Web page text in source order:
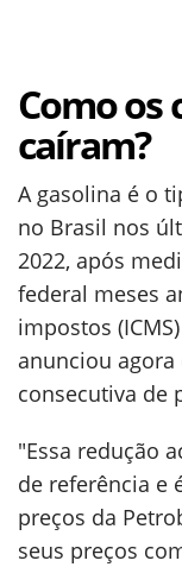
Como os
caíram?
A gasolina é o
no Brasil nos
2022, após
federal meses
impostos
anunciou
consecutiva de
"Essa redução
de referência e
preços da
seus preços